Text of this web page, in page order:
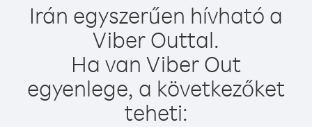
Irán egyszerűen hívható a
Viber Outtal.
Ha van Viber Out
egyenlege, a következőket
teheti: